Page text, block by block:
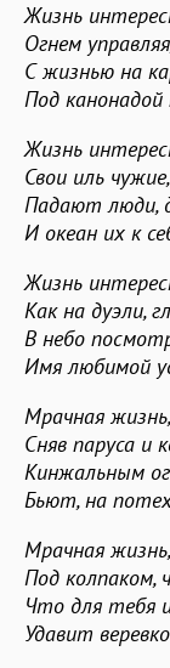
Жизнь
Огнем
С жизнью на
Под
Жизнь
Свои иль
Падают люди,
И океан их к
Жизнь
Как на дуэли,
В небо
Имя любимой
Мрачная
Сняв паруса и
Кинжальным
Бьют, на
Мрачная
Под колпаком,
Что для тебя
Удавит